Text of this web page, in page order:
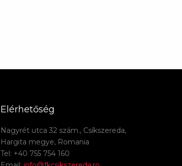
Elérhetőség
Nagyrét utca 32 szám., Csíkszereda,
Hargita megye, Romania
Tel: +40 755 754 160